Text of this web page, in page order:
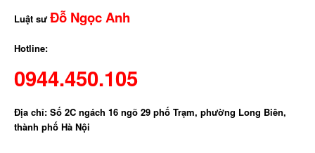
Luật sưĐỗ Ngọc Anh
Hotline:
0944.450.105
Địa chỉ: Số 2C ngách 16 ngõ 29 phố Trạm, phường Long Biên,
thành phố Hà Nội